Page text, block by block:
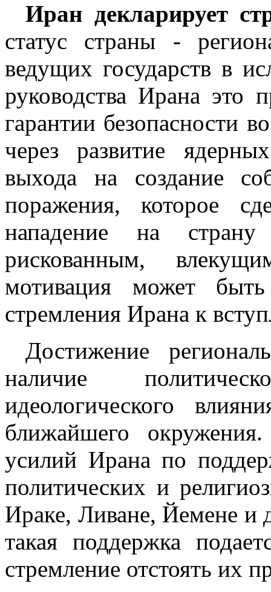
Иран декларирует
статус страны -
ведущих государств в
руководства Ирана это
гарантии безопасности
через развитие
выхода на создание
поражения, которое
нападение на
рискованным,
мотивация может
стремления Ирана к
Достижение
наличие
идеологического
ближайшего
усилий Ирана по
политических и
Ираке, Ливане, Йемене и
такая поддержка
стремление отстоять их